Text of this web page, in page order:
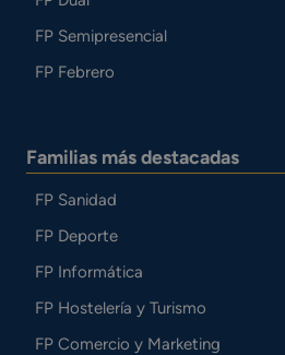
FP Semipresencial
FP Febrero
Familias más destacadas
FP Sanidad
FP Deporte
FP Informática
FP Hostelería y Turismo
FP Comercio y Marketing